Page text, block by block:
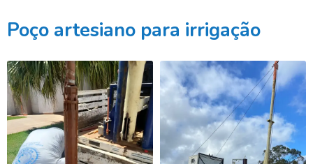
Poço artesiano para irrigação